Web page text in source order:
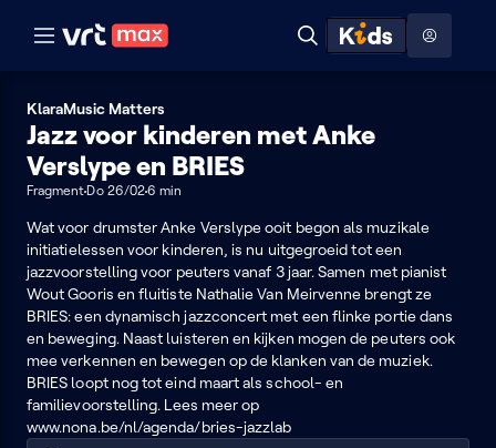
Naar hoofdinhoud Naar audiodescriptie Naar help
Zoeken
ontdekken
KlaraMusic Matters
Jazz voor kinderen met Anke
Verslype en BRIES
FragmentDo 26/026 min
Wat voor drumster Anke Verslype ooit begon als muzikale
initiatielessen voor kinderen, is nu uitgegroeid tot een
jazzvoorstelling voor peuters vanaf 3 jaar. Samen met pianist
Wout Gooris en fluitiste Nathalie Van Meirvenne brengt ze
BRIES: een dynamisch jazzconcert met een flinke portie dans
en beweging. Naast luisteren en kijken mogen de peuters ook
mee verkennen en bewegen op de klanken van de muziek.
BRIES loopt nog tot eind maart als school- en
familievoorstelling. Lees meer op
www.nona.be/nl/agenda/bries-jazzlab